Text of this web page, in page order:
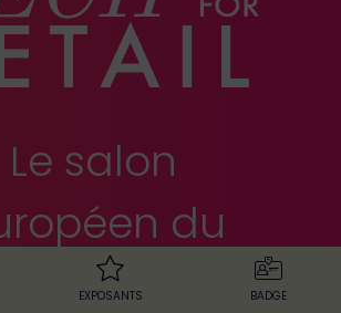
Le salon
du
retail
EXPOSANTS BADGE